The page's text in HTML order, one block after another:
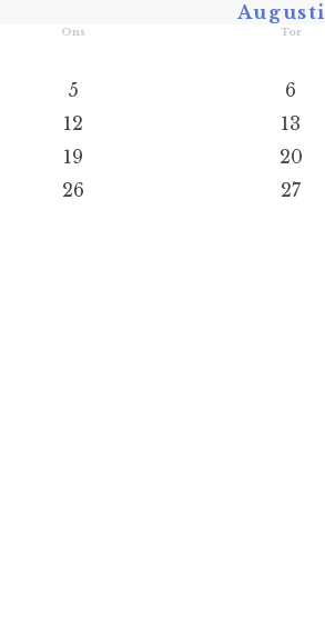
Augusti
Ons Tor
5 6
12 13
19 20
26 27